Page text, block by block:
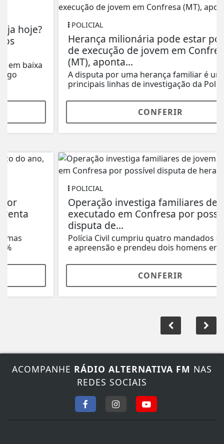
POLICIAL
Herança milionária pode estar por trás
de execução de jovem em Confresa
(MT), aponta...
A disputa por uma herança familiar é uma das
principais linhas de investigação da Polícia...
Operação investiga familiares de jovem
executado em Confresa por possível
disputa de...
Polícia Civil cumpriu quatro mandados de busca
e apreensão e prendeu dois homens em...
ACOMPANHE RÁDIO ALTERNATIVA FM NAS
REDES SOCIAIS